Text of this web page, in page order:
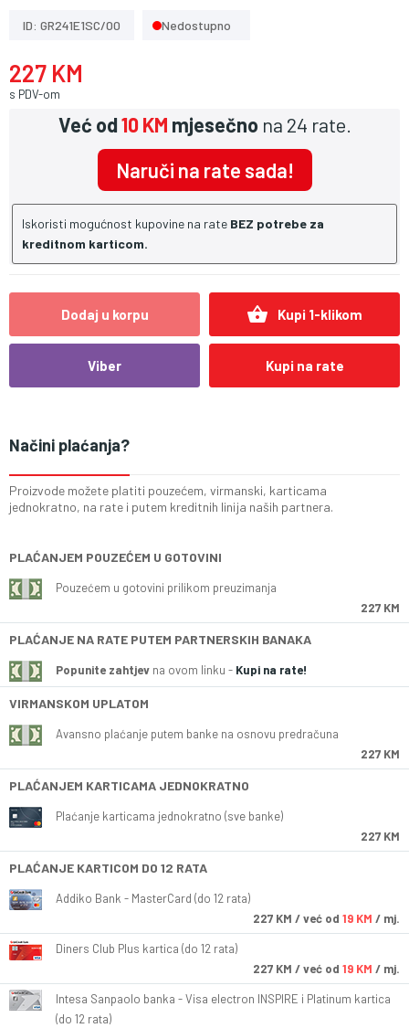
ID: GR241E1SC/00 Nedostupno
227 KM
s PDV-om
Već od10 KM mjesečno na 24 rate.
Naruči na rate sada!
Iskoristi mogućnost kupovine na rate BEZ potrebe za
kreditnom karticom.
Dodaj u korpu shopping_basket Kupi 1-klikom
Viber Kupi na rate
Načini plaćanja?
Proizvode možete platiti pouzećem, virmanski, karticama
jednokratno, na rate i putem kreditnih linija naših partnera.
PLAĆANJEM POUZEĆEM U GOTOVINI
Pouzećem u gotovini prilikom preuzimanja
227 KM
PLAĆANJE NA RATE PUTEM PARTNERSKIH BANAKA
Popunite zahtjev na ovom linku - Kupi na rate!
VIRMANSKOM UPLATOM
Avansno plaćanje putem banke na osnovu predračuna
227 KM
PLAĆANJEM KARTICAMA JEDNOKRATNO
Plaćanje karticama jednokratno (sve banke)
227 KM
PLAĆANJE KARTICOM DO 12 RATA
Addiko Bank - MasterCard (do 12 rata)
227 KM / već od 19 KM / mj.
Diners Club Plus kartica (do 12 rata)
227 KM / već od 19 KM / mj.
Intesa Sanpaolo banka - Visa electron INSPIRE i Platinum kartica
(do 12 rata)